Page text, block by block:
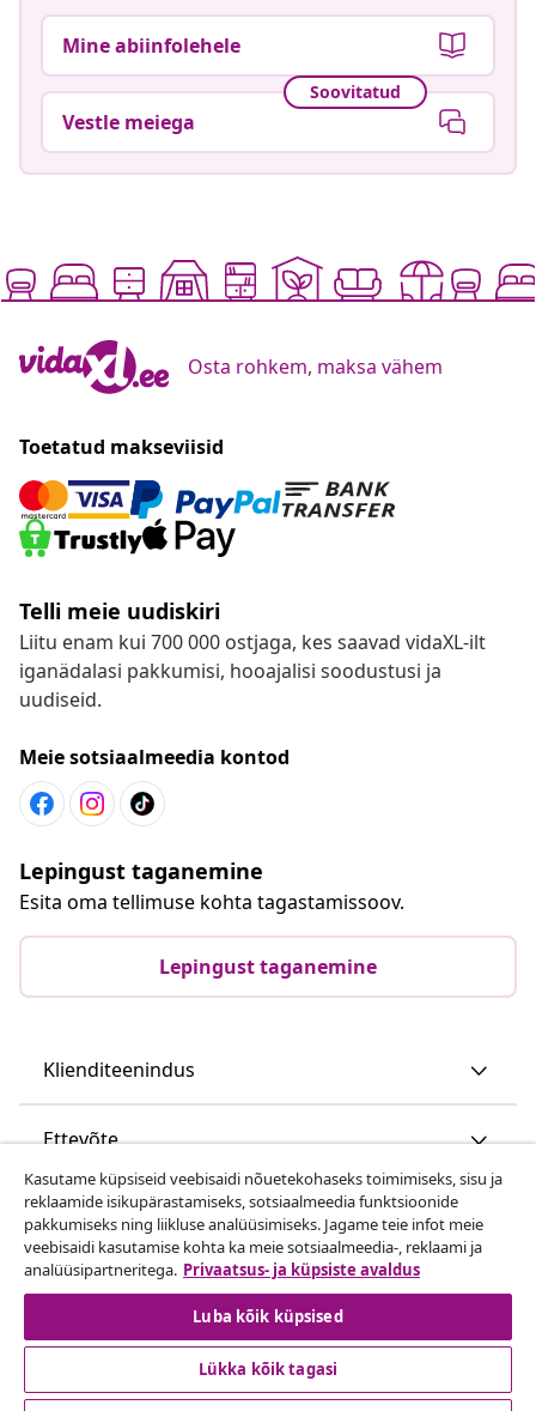
Mine abiinfolehele
Soovitatud
Vestle meiega
Osta rohkem, maksa vähem
Toetatud makseviisid
Telli meie uudiskiri
Liitu enam kui 700 000 ostjaga, kes saavad vidaXL-ilt
iganädalasi pakkumisi, hooajalisi soodustusi ja
uudiseid.
Meie sotsiaalmeedia kontod
Lepingust taganemine
Esita oma tellimuse kohta tagastamissoov.
Lepingust taganemine
Klienditeenindus
Ettevõte
vidaXL
Vaata rohkem
Kasutame küpsiseid veebisaidi nõuetekohaseks toimimiseks, sisu ja
reklaamide isikupärastamiseks, sotsiaalmeedia funktsioonide
pakkumiseks ning liikluse analüüsimiseks. Jagame teie infot meie
veebisaidi kasutamise kohta ka meie sotsiaalmeedia-, reklaami ja
analüüsipartneritega. Privaatsus- ja küpsiste avaldus
Luba kõik küpsised
Lükka kõik tagasi